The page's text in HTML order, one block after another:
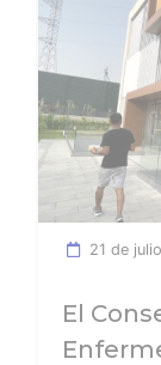
la
digital.
han
a que
supone
cualitativo
21 de
El